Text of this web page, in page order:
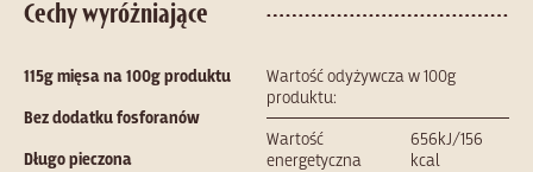
Cechy wyróżniające
115g mięsa na 100g produktu
Bez dodatku fosforanów
Długo pieczona
Wartość odyżywcza w 100g
produktu:
Wartość
energetyczna
656kJ/156
kcal